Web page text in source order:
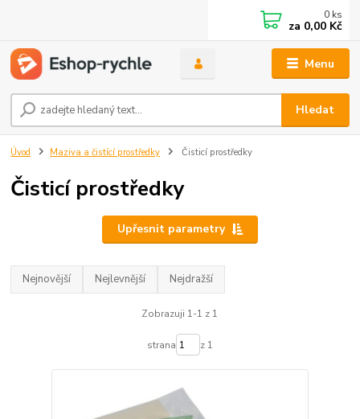
Menu
Hledat
0 ks
za 0,00 Kč
Úvod Maziva a čistící prostředky Čisticí prostředky
Čisticí prostředky
Upřesnit parametry
Nejnovější Nejlevnější Nejdražší
Zobrazuji 1-1 z 1
strana z 1